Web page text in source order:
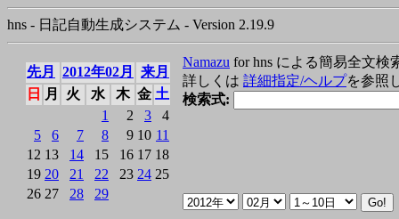
hns - 日記自動生成システム - Version 2.19.9
先月 2012年02月
来月
日
月 火 水 木 金 土
1
2 3
4
5
6 7 8 9 10 11
12 13 14 15 16 17 18
19 20 21 22 23 24 25
26 27 28 29
Namazu for hns による簡易全文検
詳しくは 詳細指定/ヘルプを参照
検索式: